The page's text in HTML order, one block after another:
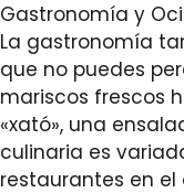
Gastronomía y
La gastronomía
que no puedes
mariscos frescos
«xató», una
culinaria es
restaurantes en